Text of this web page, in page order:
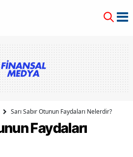
Sarı Sabır Otunun Faydaları Nelerdir?
Faydaları